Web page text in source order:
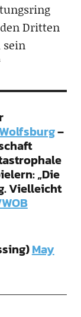
Dritten
sein
–
„Die
Vielleicht
May